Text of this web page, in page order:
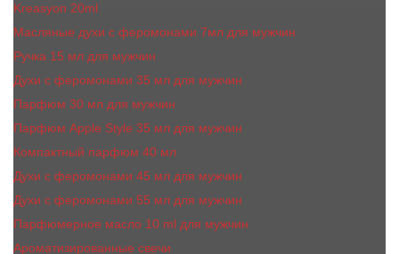
Kreasyon 20ml
Масляные духи c феромонами 7мл для мужчин
Ручка 15 мл для мужчин
Духи с феромонами 35 мл для мужчин
Парфюм 30 мл для мужчин
Парфюм Apple Style 35 мл для мужчин
Компактный парфюм 40 мл
Духи с феромонами 45 мл для мужчин
Духи с феромонами 55 мл для мужчин
Парфюмерное масло 10 ml для мужчин
Ароматизированные свечи